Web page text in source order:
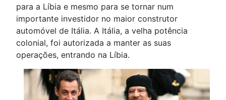
para a Líbia e mesmo para se tornar num
importante investidor no maior construtor
automóvel de Itália. A Itália, a velha potência
colonial, foi autorizada a manter as suas
operações, entrando na Líbia.